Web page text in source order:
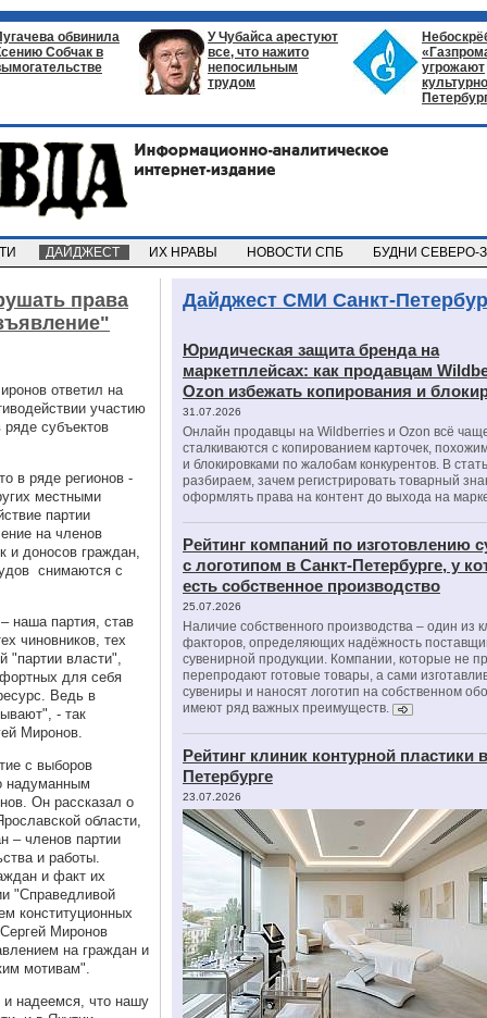
обвинила
Собчак в
У Чубайса арестуют
все, что нажито
непосильным
трудом
угрожают
ДАЙДЖЕСТ ИХ НРАВЫ НОВОСТИ СПБ БУДНИ
права
ответил на
участию
субъектов
в ряде регионов -
местными
партии
на членов
и доносов граждан,
снимаются с
наша партия, став
чиновников, тех
"партии власти",
для себя
Ведь в
- так
Миронов.
с выборов
надуманным
Он рассказал о
области,
– членов партии
и работы.
и факт их
"Справедливой
конституционных
Миронов
на граждан и
мотивам".
надеемся, что нашу
Дайджест СМИ Санкт-
Юридическая защита бренда на
маркетплейсах: как продавцам
Ozon избежать копирования и
31.07.2026
Онлайн продавцы на Wildberries и Ozon всё
сталкиваются с копированием карточек,
и блокировками по жалобам конкурентов. В
разбираем, зачем регистрировать товарный
оформлять права на контент до выхода на
Рейтинг компаний по изготовлению
с логотипом в Санкт-Петербурге, у
есть собственное производство
25.07.2026
Наличие собственного производства – один из
факторов, определяющих надёжность
сувенирной продукции. Компании, которые не
перепродают готовые товары, а сами
сувениры и наносят логотип на собственном
имеют ряд важных преимуществ.
Рейтинг клиник контурной пластики
Петербурге
23.07.2026